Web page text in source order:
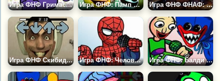
Игра ФНФ Гримас Шейк Игра ФНФ: Памп и Скид Поют Песни Гарселло Игра ФНФ ФНАФ: Разрушенный Шанс
Игра ФНФ Скибиди Туалет Тейковер Игра ФНФ: Человек Паук Игра ФНФ: Балди против Хаги Ваги